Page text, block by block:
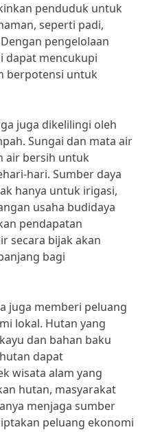
penduduk untuk
seperti padi,
pengelolaan
dapat mencukupi
berpotensi untuk
juga dikelilingi oleh
Sungai dan mata air
air bersih untuk
hari. Sumber daya
hanya untuk irigasi,
usaha budidaya
pendapatan
secara bijak akan
bagi
juga memberi peluang
lokal. Hutan yang
dan bahan baku
dapat
wisata alam yang
hutan, masyarakat
menjaga sumber
peluang ekonomi